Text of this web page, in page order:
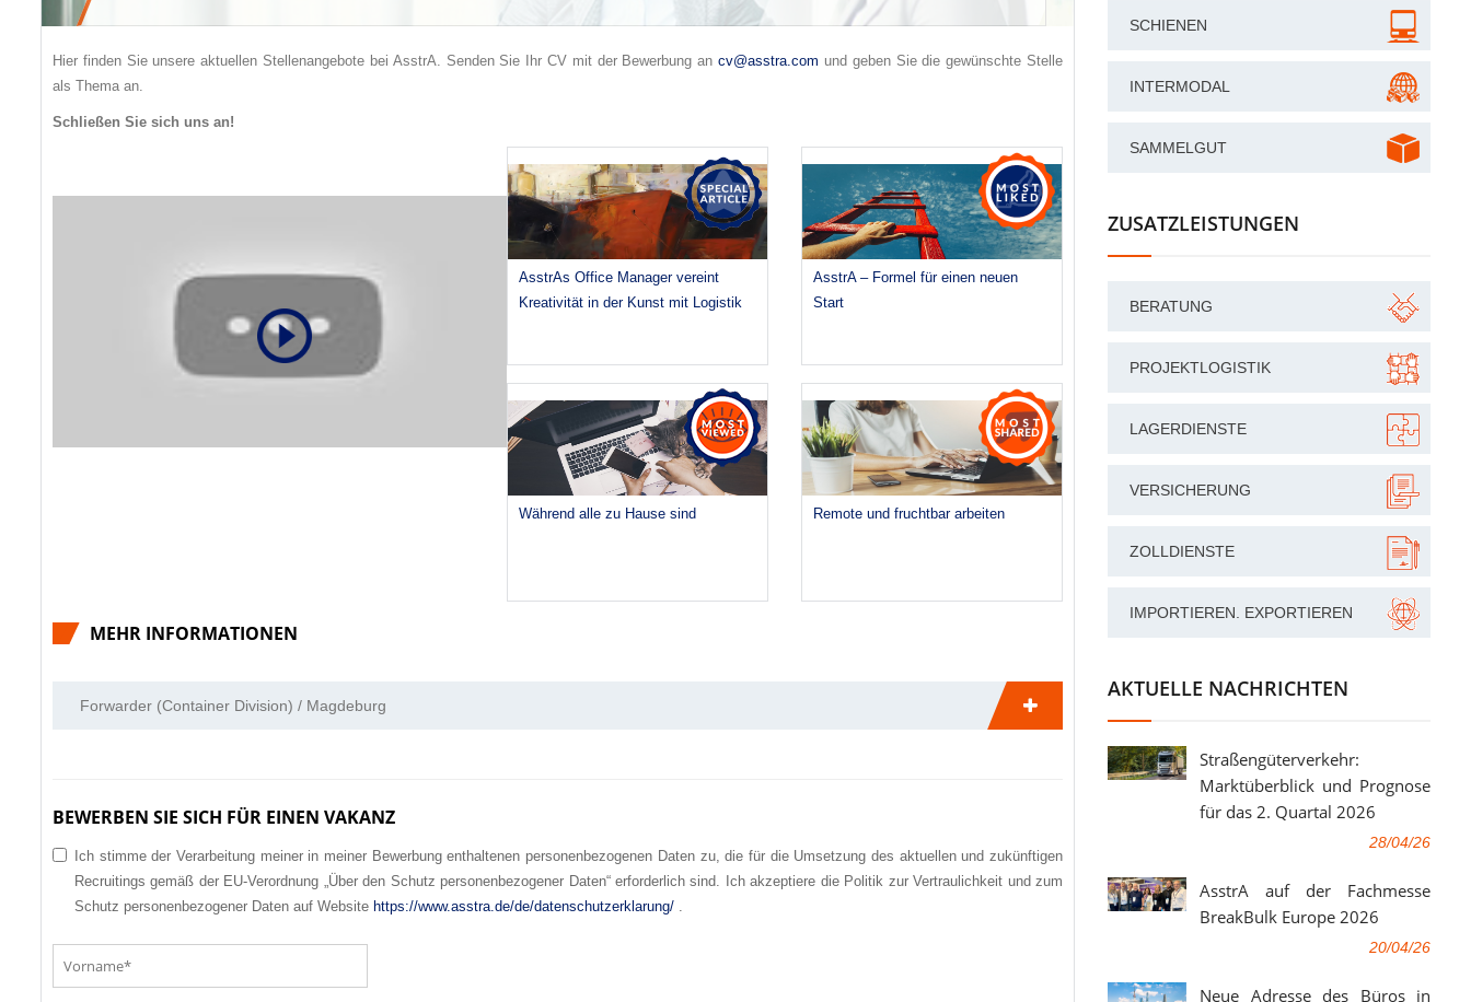
Hier finden Sie unsere aktuellen Stellenangebote bei AsstrA. Senden Sie Ihr CV mit der Bewerbung ancv@asstra.com und geben Sie die gewünschte Stelle
als Thema an.
Schließen Sie sich uns an!
AsstrAs Office Manager vereint
Kreativität in der Kunst mit Logistik
AsstrA – Formel für einen neuen
Start
Während alle zu Hause sind Remote und fruchtbar arbeiten
MEHR INFORMATIONEN
Forwarder (Container Division) / Magdeburg
BEWERBEN SIE SICH FÜR EINEN VAKANZ
Ich stimme der Verarbeitung meiner in meiner Bewerbung enthaltenen personenbezogenen Daten zu, die für die Umsetzung des aktuellen und zukünftigen
Recruitings gemäß der EU-Verordnung „Über den Schutz personenbezogener Daten“ erforderlich sind. Ich akzeptiere die Politik zur Vertraulichkeit und zum
Schutz personenbezogener Daten auf Website https://www.asstra.de/de/datenschutzerklarung/ .
SCHIENEN
INTERMODAL
SAMMELGUT
ZUSATZLEISTUNGEN
BERATUNG
PROJEKTLOGISTIK
LAGERDIENSTE
VERSICHERUNG
ZOLLDIENSTE
IMPORTIEREN. EXPORTIEREN
AKTUELLE NACHRICHTEN
Straßengüterverkehr:
Marktüberblick und Prognose
für das 2. Quartal 2026
28/04/26
AsstrA auf der Fachmesse
BreakBulk Europe 2026
20/04/26
Neue Adresse des Büros in